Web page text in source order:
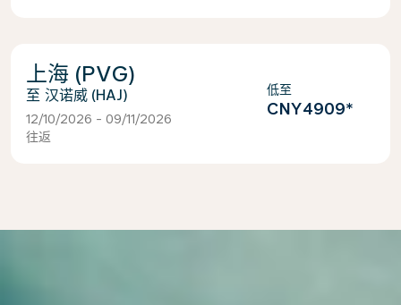
上海 (PVG)
汉诺威 (HAJ)
12/10/2026 - 09/11/2026
往返
低至
CNY4909*